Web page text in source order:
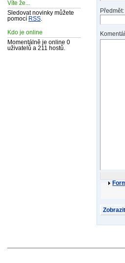
Víte že...
Sledovat novinky můžete
pomocí RSS
Kdo je online
Momentálně je online 0
uživatelů a 211 hostů.
Předmět: